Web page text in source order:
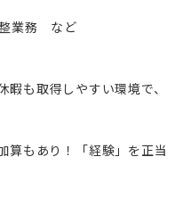
整業務 など
も取得しやすい環境で、
算もあり！「経験」を正当